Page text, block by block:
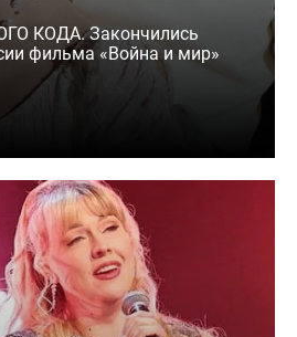
КОДА. Закончились
фильма «Война и мир»